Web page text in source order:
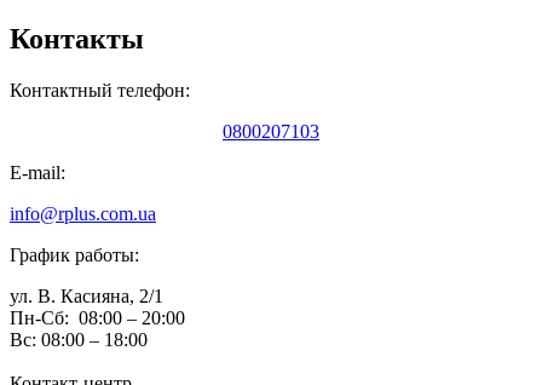
Контакты
Контактный телефон:
0800207103
E-mail:
info@rplus.com.ua
График работы:
ул. В. Касияна, 2/1
Пн-Сб: 08:00 – 20:00
Вс: 08:00 – 18:00